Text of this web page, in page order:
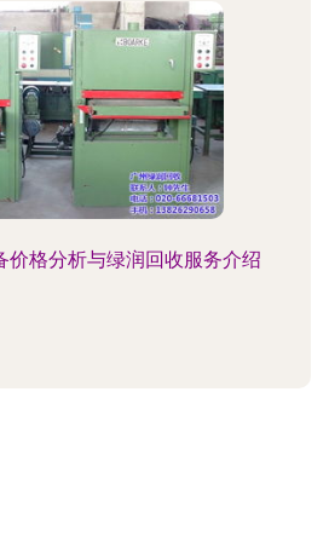
价格分析与绿润回收服务介绍